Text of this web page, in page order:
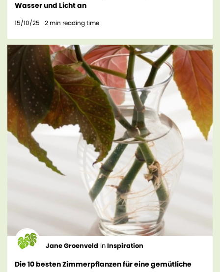
Wasser und Licht an
15/10/25 2 min reading time
Jane Groenveld InInspiration
Die 10 besten Zimmerpflanzen für eine gemütliche